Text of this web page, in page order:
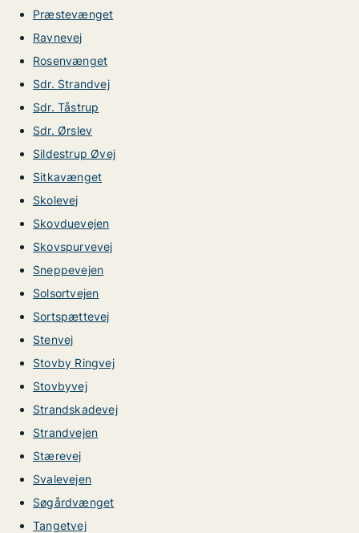
Præstevænget
Ravnevej
Rosenvænget
Sdr. Strandvej
Sdr. Tåstrup
Sdr. Ørslev
Sildestrup Øvej
Sitkavænget
Skolevej
Skovduevejen
Skovspurvevej
Sneppevejen
Solsortvejen
Sortspættevej
Stenvej
Stovby Ringvej
Stovbyvej
Strandskadevej
Strandvejen
Stærevej
Svalevejen
Søgårdvænget
Tangetvej